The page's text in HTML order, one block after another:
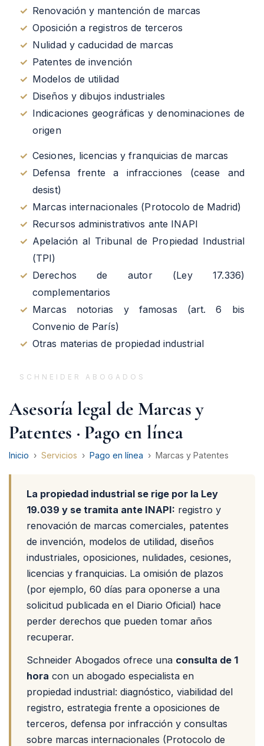
✓ Renovación y mantención de marcas
✓ Oposición a registros de terceros
✓ Nulidad y caducidad de marcas
✓ Patentes de invención
✓ Modelos de utilidad
✓ Diseños y dibujos industriales
✓ Indicaciones geográficas y denominaciones de
origen
✓ Cesiones, licencias y franquicias de marcas
✓ Defensa frente a infracciones (cease and
desist)
✓ Marcas internacionales (Protocolo de Madrid)
✓ Recursos administrativos ante INAPI
✓ Apelación al Tribunal de Propiedad Industrial
(TPI)
✓ Derechos de autor (Ley 17.336)
complementarios
✓ Marcas notorias y famosas (art. 6 bis
Convenio de París)
✓ Otras materias de propiedad industrial
SCHNEIDER ABOGADOS
Asesoría legal de Marcas y
Patentes · Pago en línea
Inicio › Servicios › Pago en línea › Marcas y Patentes
La propiedad industrial se rige por la Ley
19.039 y se tramita ante INAPI: registro y
renovación de marcas comerciales, patentes
de invención, modelos de utilidad, diseños
industriales, oposiciones, nulidades, cesiones,
licencias y franquicias. La omisión de plazos
(por ejemplo, 60 días para oponerse a una
solicitud publicada en el Diario Oficial) hace
perder derechos que pueden tomar años
recuperar.
Schneider Abogados ofrece una consulta de 1
hora con un abogado especialista en
propiedad industrial: diagnóstico, viabilidad del
registro, estrategia frente a oposiciones de
terceros, defensa por infracción y consultas
sobre marcas internacionales (Protocolo de